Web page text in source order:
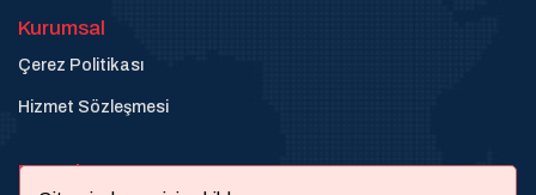
Kurumsal
Çerez Politikası
Hizmet Sözleşmesi
Destek